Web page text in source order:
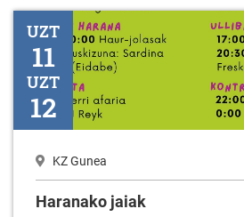
Haranako jaiak
UZT
11
UZT
12
KZ Gunea
Haranako jaiak